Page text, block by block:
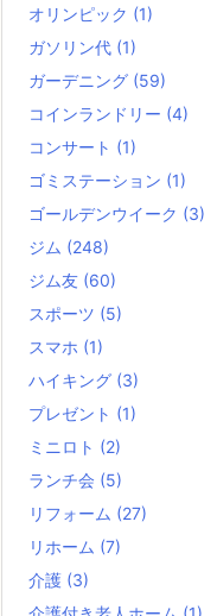
オリンピック (1)
ガソリン代 (1)
ガーデニング (59)
コインランドリー (4)
コンサート (1)
ゴミステーション (1)
ゴールデンウイーク (3)
ジム (248)
ジム友 (60)
スポーツ (5)
スマホ (1)
ハイキング (3)
プレゼント (1)
ミニロト (2)
ランチ会 (5)
リフォーム (27)
リホーム (7)
介護 (3)